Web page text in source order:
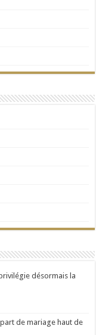
désormais la
de mariage haut de